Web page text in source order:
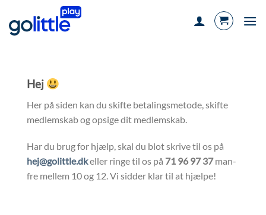
indhold
Hej
Her på siden kan du skifte betalingsmetode, skifte
medlemskab og opsige dit medlemskab.
Har du brug for hjælp, skal du blot skrive til os på
hej@golittle.dkeller ringe til os på 71 96 97 37man-
fre mellem 10 og 12. Vi sidder klar til at hjælpe!